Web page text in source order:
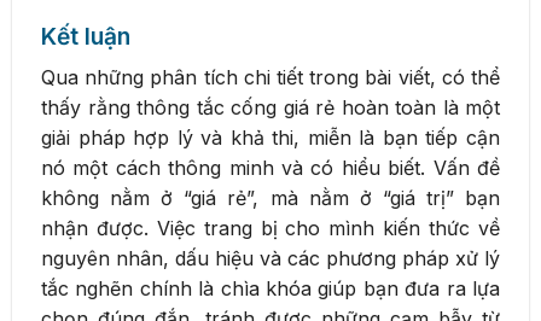
Kết luận
Qua những phân tích chi tiết trong bài viết, có thể
thấy rằng thông tắc cống giá rẻ hoàn toàn là một
giải pháp hợp lý và khả thi, miễn là bạn tiếp cận
nó một cách thông minh và có hiểu biết. Vấn đề
không nằm ở “giá rẻ”, mà nằm ở “giá trị” bạn
nhận được. Việc trang bị cho mình kiến thức về
nguyên nhân, dấu hiệu và các phương pháp xử lý
tắc nghẽn chính là chìa khóa giúp bạn đưa ra lựa